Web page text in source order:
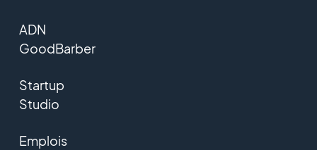
ADN
GoodBarber
Startup
Studio
Emplois